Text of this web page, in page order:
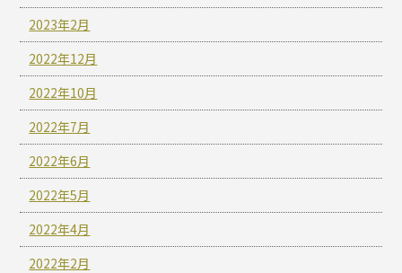
2023年2月
2022年12月
2022年10月
2022年7月
2022年6月
2022年5月
2022年4月
2022年2月